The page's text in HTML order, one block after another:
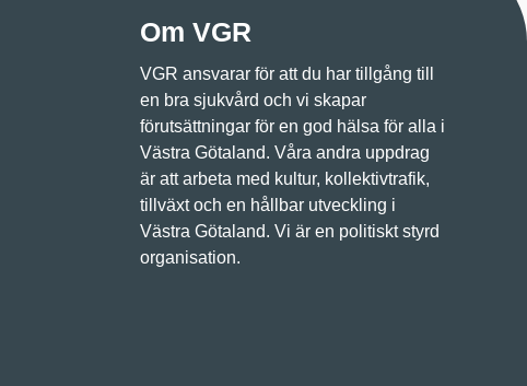
Om VGR
VGR ansvarar för att du har tillgång till
en bra sjukvård och vi skapar
förutsättningar för en god hälsa för alla i
Västra Götaland. Våra andra uppdrag
är att arbeta med kultur, kollektivtrafik,
tillväxt och en hållbar utveckling i
Västra Götaland. Vi är en politiskt styrd
organisation.